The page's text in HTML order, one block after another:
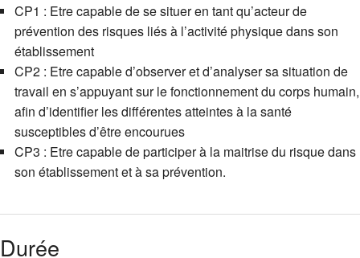
CP1 : Etre capable de se situer en tant qu’acteur de
prévention des risques liés à l’activité physique dans son
établissement
CP2 : Etre capable d’observer et d’analyser sa situation de
travail en s’appuyant sur le fonctionnement du corps humain,
afin d’identifier les différentes atteintes à la santé
susceptibles d’être encourues
CP3 : Etre capable de participer à la maitrise du risque dans
son établissement et à sa prévention.
Durée